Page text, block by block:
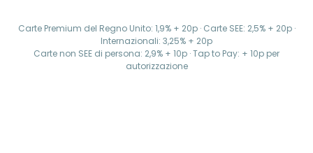
Carte Premium del Regno Unito: 1,9% + 20p · Carte SEE: 2,5% + 20p ·
Internazionali: 3,25% + 20p
Carte non SEE di persona: 2,9% + 10p · Tap to Pay: + 10p per
autorizzazione